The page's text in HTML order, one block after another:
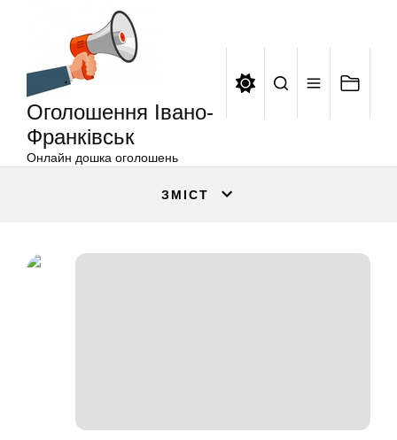
Оголошення Івано-
Франківськ
Онлайн дошка оголошень
ЗМІСТ